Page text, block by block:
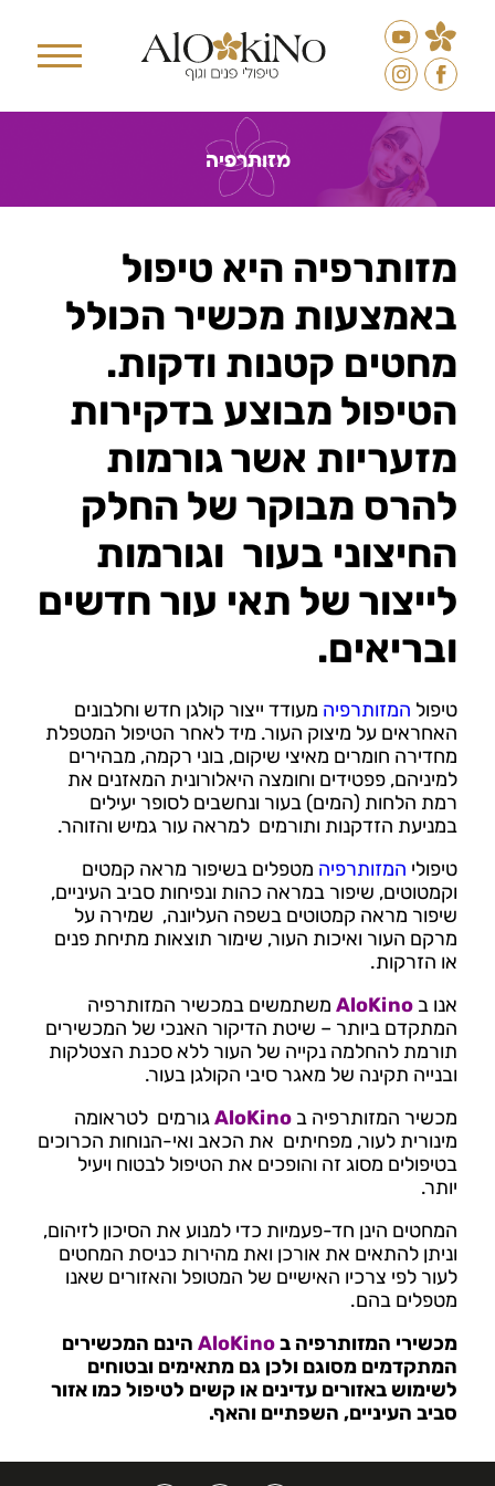
מזותרפיה
מזותרפיה היא טיפול
באמצעות מכשיר הכולל
מחטים קטנות ודקות.
הטיפול מבוצע בדקירות
מזעריות אשר גורמות
להרס מבוקר של החלק
החיצוני בעור וגורמות
לייצור של תאי עור חדשים
ובריאים.
טיפול המזותרפיה מעודד ייצור קולגן חדש וחלבונים
האחראים על מיצוק העור. מיד לאחר הטיפול המטפלת
מחדירה חומרים מאיצי שיקום, בוני רקמה, מבהירים
למיניהם, פפטידים וחומצה היאלורונית המאזנים את
רמת הלחות (המים) בעור ונחשבים לסופר יעילים
במניעת הזדקנות ותורמים למראה עור גמיש והזוהר.
טיפולי המזותרפיה מטפלים בשיפור מראה קמטים
וקמטוטים, שיפור במראה כהות ונפיחות סביב העיניים,
שיפור מראה קמטוטים בשפה העליונה, שמירה על
מרקם העור ואיכות העור, שימור תוצאות מתיחת פנים
או הזרקות.
אנו ב AloKinoמשתמשים במכשיר המזותרפיה
המתקדם ביותר – שיטת הדיקור האנכי של המכשירים
תורמת להחלמה נקייה של העור ללא סכנת הצטלקות
ובנייה תקינה של מאגר סיבי הקולגן בעור.
מכשיר המזותרפיה ב AloKinoגורמים לטראומה
מינורית לעור, מפחיתים את הכאב ואי-הנוחות הכרוכים
בטיפולים מסוג זה והופכים את הטיפול לבטוח ויעיל
יותר.
המחטים הינן חד-פעמיות כדי למנוע את הסיכון לזיהום,
וניתן להתאים את אורכן ואת מהירות כניסת המחטים
לעור לפי צרכיו האישיים של המטופל והאזורים שאנו
מטפלים בהם.
מכשירי המזותרפיה בAloKinoהינם המכשירים
המתקדמים מסוגם ולכן גם מתאימים ובטוחים
לשימוש באזורים עדינים או קשים לטיפול כמו אזור
סביב העיניים, השפתיים והאף.